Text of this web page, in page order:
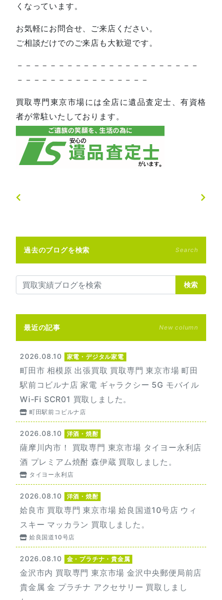
くなっています。
お気軽にお問合せ、ご来店ください。
ご相談だけでのご来店も大歓迎です。
－－－－－－－－－－－－－－－－－－－－－－
－－－－－－－－－－－－－－－－
買取専門東京市場には全店に遺品査定士、有資格
者が常駐いたしております。
過去のブログを検索 Search
検索
最近の記事 New column
2026.08.10 家電・デジタル家電
町田市 相模原 出張買取 買取専門 東京市場 町田
駅前コビルナ店 家電 ギャラクシー 5G モバイル
Wi-Fi SCR01 買取しました。
町田駅前コビルナ店
2026.08.10 洋酒・焼酎
薩摩川内市！ 買取専門 東京市場 タイヨー永利店
酒 プレミアム焼酎 森伊蔵 買取しました。
タイヨー永利店
2026.08.10 洋酒・焼酎
姶良市 買取専門 東京市場 姶良国道10号店 ウィ
スキー マッカラン 買取しました。
姶良国道10号店
2026.08.10 金・プラチナ・貴金属
金沢市内 買取専門 東京市場 金沢中央郵便局前店
貴金属 金 プラチナ アクセサリー 買取しまし